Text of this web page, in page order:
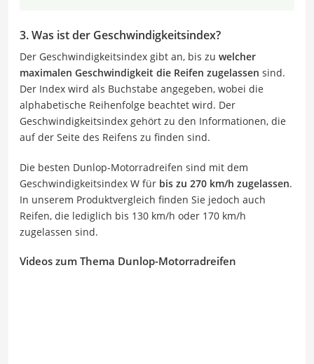
3. Was ist der Geschwindigkeitsindex?
Der Geschwindigkeitsindex gibt an, bis zu welcher
maximalen Geschwindigkeit die Reifen zugelassen sind.
Der Index wird als Buchstabe angegeben, wobei die
alphabetische Reihenfolge beachtet wird. Der
Geschwindigkeitsindex gehört zu den Informationen, die
auf der Seite des Reifens zu finden sind.
Die besten Dunlop-Motorradreifen sind mit dem
Geschwindigkeitsindex W für bis zu 270 km/h zugelassen.
In unserem Produktvergleich finden Sie jedoch auch
Reifen, die lediglich bis 130 km/h oder 170 km/h
zugelassen sind.
Videos zum Thema Dunlop-Motorradreifen